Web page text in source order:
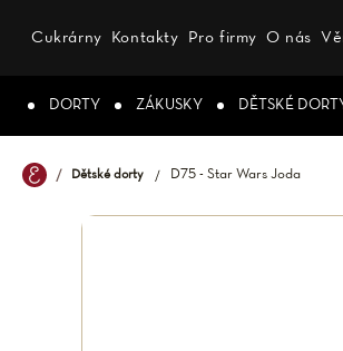
Cukrárny Kontakty Pro firmy O nás
DORTY ZÁKUSKY DĚTSKÉ
Dětské dorty D75 - Star Wars Joda